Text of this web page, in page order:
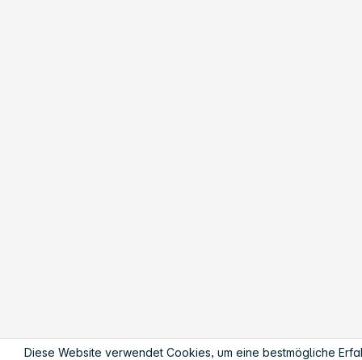
Diese Website verwendet Cookies, um eine bestmögliche